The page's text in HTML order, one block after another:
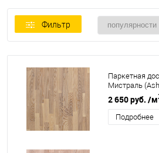
Фильтр
Паркетная
Мистраль
2 650 руб. /м
Подробнее